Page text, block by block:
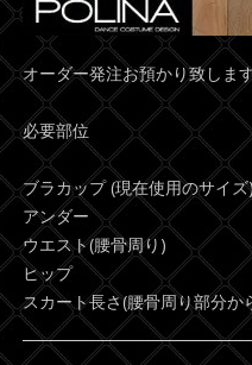
オーダー発注お預かり致しま
必要部位
ブラカップ (現在使用のサイ
アンダー
ウエスト(腰骨周り)
ヒップ
スカート長さ(腰骨周り部分か